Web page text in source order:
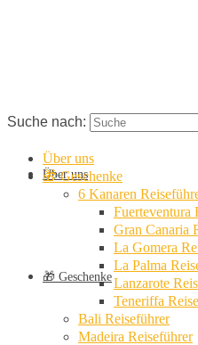
Über uns
🎁 Geschenke
Suche nach:
Über uns
🎁 Geschenke
6 Kanaren
Fuerteventura
Gran Canaria
La Gomera
La Palma
Lanzarote
Teneriffa
Bali Reiseführer
Madeira Reiseführer